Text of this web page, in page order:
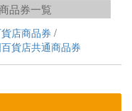
品券一覧
店商品券
貨店共通商品券